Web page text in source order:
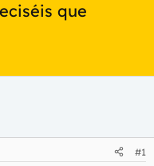
que
#1